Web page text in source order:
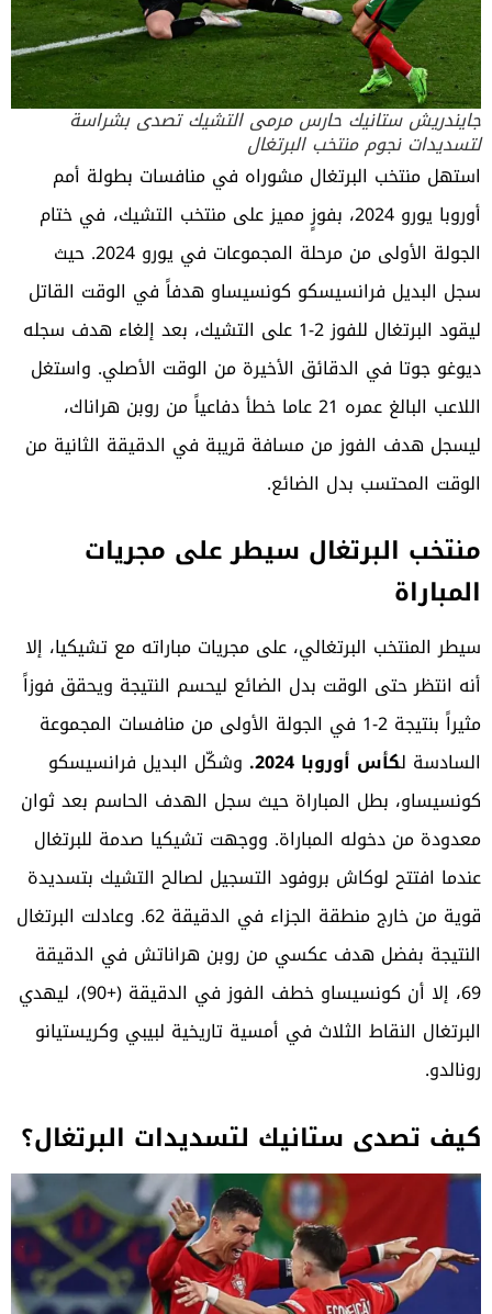
جايندريش ستانيك حارس مرمى التشيك تصدى بشراسة
لتسديدات نجوم منتخب البرتغال
استهل منتخب البرتغال مشوراه في منافسات بطولة أمم
أوروبا يورو 2024
، بفوزٍ مميز على منتخب التشيك، في ختام
الجولة الأولى من مرحلة المجموعات في يورو 2024. حيث
سجل البديل فرانسيسكو كونسيساو هدفاً في الوقت القاتل
ليقود البرتغال للفوز 2-1 على التشيك، بعد إلغاء هدف سجله
ديوغو جوتا في الدقائق الأخيرة من الوقت الأصلي. واستغل
اللاعب البالغ عمره 21 عاما خطأ دفاعياً من روبن هراناك،
ليسجل هدف الفوز من مسافة قريبة في الدقيقة الثانية من
الوقت المحتسب بدل الضائع.
منتخب البرتغال سيطر على مجريات
المباراة
سيطر المنتخب البرتغالي، على مجريات مباراته مع تشيكيا، إلا
أنه انتظر حتى الوقت بدل الضائع ليحسم النتيجة ويحقق فوزاً
مثيراً بنتيجة 2-1 في الجولة الأولى من منافسات المجموعة
السادسة لكأس أوروبا 2024.
وشكّل البديل فرانسيسكو
كونسيساو، بطل المباراة حيث سجل الهدف الحاسم بعد ثوان
معدودة من دخوله المباراة. ووجهت تشيكيا صدمة للبرتغال
عندما افتتح لوكاش بروفود التسجيل لصالح التشيك بتسديدة
قوية من خارج منطقة الجزاء في الدقيقة 62. وعادلت البرتغال
النتيجة بفضل هدف عكسي من روبن هراناتش في الدقيقة
69، إلا أن كونسيساو خطف الفوز في الدقيقة (+90)، ليهدي
البرتغال النقاط الثلاث في أمسية تاريخية لبيبي وكريستيانو
رونالدو.
كيف تصدى ستانيك لتسديدات البرتغال؟